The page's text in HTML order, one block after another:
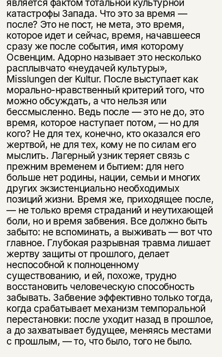
является фактом тотальной культурной
катастрофы Запада. Что это за время —
после? Это не пост, не мета, это время,
которое идет и сейчас, время, начавшееся
сразу же после события, имя которому
Освенцим. Адорно называет это несколько
расплывчато «неудачей культуры»,
Misslungen der Kultur. После выступает как
морально-нравственный критерий того, что
можно обсуждать, а что нельзя или
бессмысленно. Ведь после — это не до, это
время, которое наступает потом, — но для
кого? Не для тех, конечно, кто ока­зался его
жертвой, не для тех, кому не по силам его
мыслить. Лагерный узник теряет связь с
прежним временем и бытием: для него
больше нет родины, на­ции, семьи и многих
других экзистенциально необходимых
позиций жизни. Время же, приходящее после,
— не только время страданий и неутихающей
боли, но и время забвения. Все должно быть
забыто: не вспоминать, а выжи­вать — вот что
главное. Глубокая разрывная травма лишает
жертву защиты от прошлого, делает
неспособной к полноценному
существованию, и ей, по­хоже, трудно
восстановить человеческую способность
забывать. Забвение эф­фективно только тогда,
когда срабатывает механизм темпоральной
переста­новки: после уходит назад в прошлое,
а до захватывает будущее, меняясь местами
с прошлым, — то, что было, того не было.